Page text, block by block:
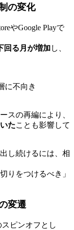
の変化
やGoogle Playで
回る月が増加 し、
に不向き
スの再編により、
たことも影響して
し続けるには、相
りをつけるべき」
変遷
ピンオフとし